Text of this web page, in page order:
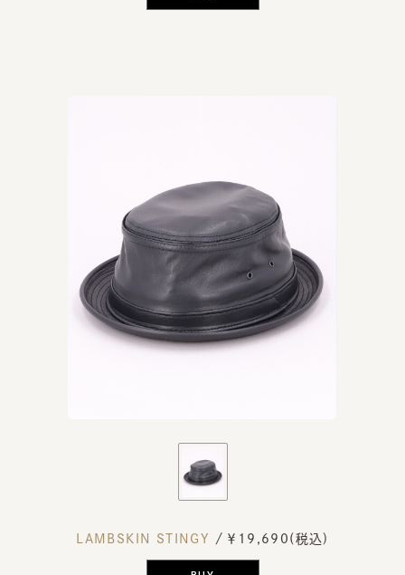
LAMBSKIN STINGY / ￥19,690(税込)